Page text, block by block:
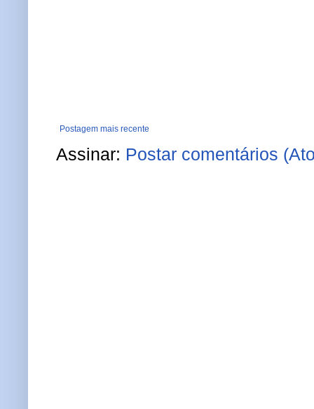
Postagem mais recente
Assinar: Postar comentários